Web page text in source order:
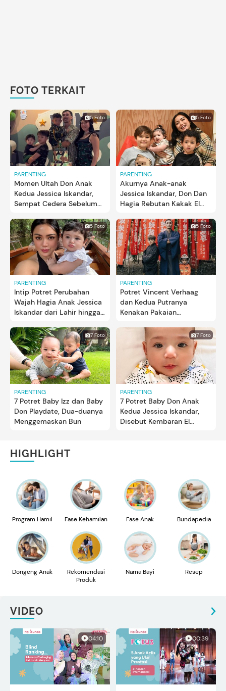
FOTO TERKAIT
5 Foto
PARENTING
Momen Ultah Don Anak
Kedua Jessica Iskandar,
Sempat Cedera Sebelum
5 Foto
PARENTING
Akurnya Anak-anak
Jessica Iskandar, Don Dan
Hagia Rebutan Kakak El
5 Foto
PARENTING
Intip Potret Perubahan
Wajah Hagia Anak Jessica
Iskandar dari Lahir hingga
5 Foto
PARENTING
Potret Vincent Verhaag
dan Kedua Putranya
Kenakan Pakaian
& Keren
7 Foto
PARENTING
7 Potret Baby Izz dan Baby
Don Playdate, Dua-duanya
Menggemaskan Bun
7 Foto
PARENTING
7 Potret Baby Don Anak
Kedua Jessica Iskandar,
Disebut Kembaran El
HIGHLIGHT
Program Hamil Fase Kehamilan Fase Anak Bundapedia
Dongeng Anak
Rekomendasi
Produk
Nama Bayi Resep
VIDEO
04:10 00:39